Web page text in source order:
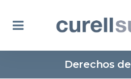
Derechos